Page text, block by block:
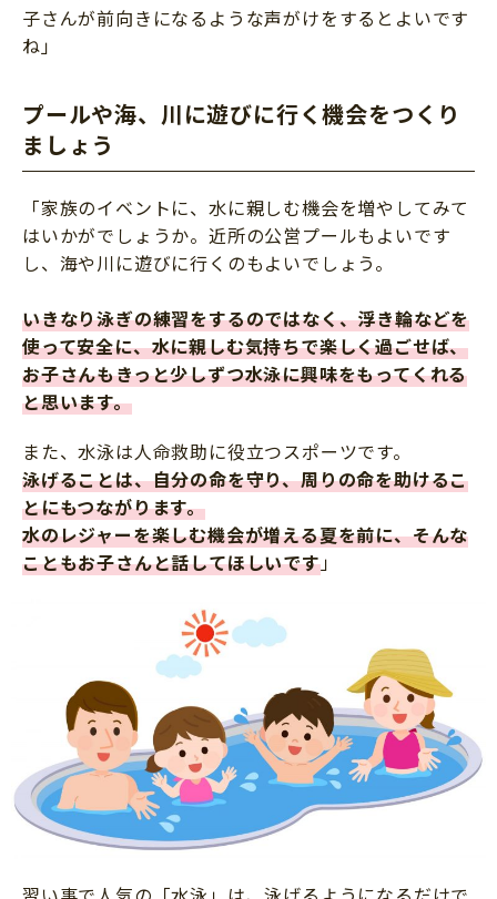
子さんが前向きになるような声がけをするとよいです
ね」
プールや海、川に遊びに行く機会をつくり
ましょう
「家族のイベントに、水に親しむ機会を増やしてみて
はいかがでしょうか。近所の公営プールもよいです
し、海や川に遊びに行くのもよいでしょう。
いきなり泳ぎの練習をするのではなく、浮き輪などを
使って安全に、水に親しむ気持ちで楽しく過ごせば、
お子さんもきっと少しずつ水泳に興味をもってくれる
と思います。
また、水泳は人命救助に役立つスポーツです。
泳げることは、自分の命を守り、周りの命を助けるこ
とにもつながります。
水のレジャーを楽しむ機会が増える夏を前に、そんな
こともお子さんと話してほしいです」